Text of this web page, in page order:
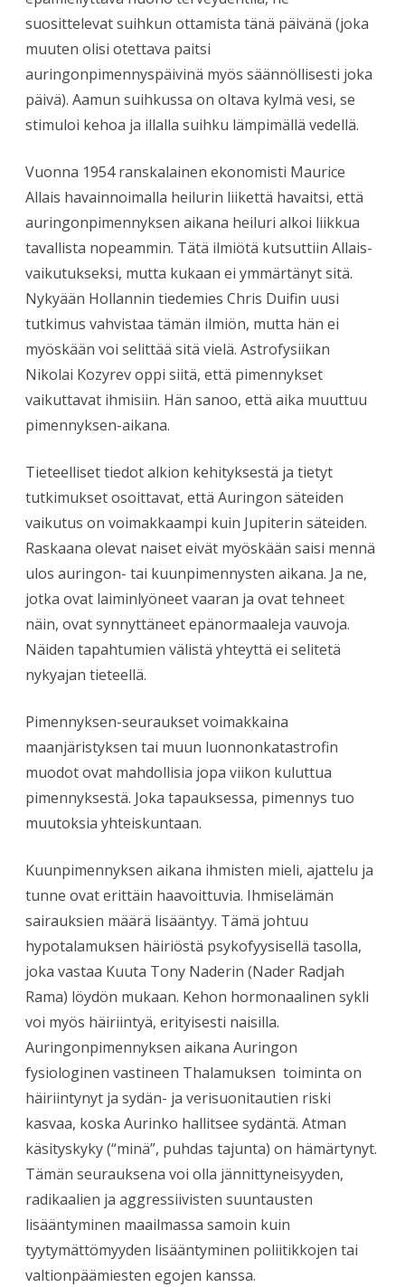
suosittelevat suihkun ottamista tänä päivänä (joka
muuten olisi otettava paitsi
auringonpimennyspäivinä myös säännöllisesti joka
päivä). Aamun suihkussa on oltava kylmä vesi, se
stimuloi kehoa ja illalla suihku lämpimällä vedellä.
Vuonna 1954 ranskalainen ekonomisti Maurice
Allais havainnoimalla heilurin liikettä havaitsi, että
auringonpimennyksen aikana heiluri alkoi liikkua
tavallista nopeammin. Tätä ilmiötä kutsuttiin Allais-
vaikutukseksi, mutta kukaan ei ymmärtänyt sitä.
Nykyään Hollannin tiedemies Chris Duifin uusi
tutkimus vahvistaa tämän ilmiön, mutta hän ei
myöskään voi selittää sitä vielä. Astrofysiikan
Nikolai Kozyrev oppi siitä, että pimennykset
vaikuttavat ihmisiin. Hän sanoo, että aika muuttuu
pimennyksen-aikana.
Tieteelliset tiedot alkion kehityksestä ja tietyt
tutkimukset osoittavat, että Auringon säteiden
vaikutus on voimakkaampi kuin Jupiterin säteiden.
Raskaana olevat naiset eivät myöskään saisi mennä
ulos auringon- tai kuunpimennysten aikana. Ja ne,
jotka ovat laiminlyöneet vaaran ja ovat tehneet
näin, ovat synnyttäneet epänormaaleja vauvoja.
Näiden tapahtumien välistä yhteyttä ei selitetä
nykyajan tieteellä.
Pimennyksen-seuraukset voimakkaina
maanjäristyksen tai muun luonnonkatastrofin
muodot ovat mahdollisia jopa viikon kuluttua
pimennyksestä. Joka tapauksessa, pimennys tuo
muutoksia yhteiskuntaan.
Kuunpimennyksen aikana ihmisten mieli, ajattelu ja
tunne ovat erittäin haavoittuvia. Ihmiselämän
sairauksien määrä lisääntyy. Tämä johtuu
hypotalamuksen häiriöstä psykofyysisellä tasolla,
joka vastaa Kuuta Tony Naderin (Nader Radjah
Rama) löydön mukaan. Kehon hormonaalinen sykli
voi myös häiriintyä, erityisesti naisilla.
Auringonpimennyksen aikana Auringon
fysiologinen vastineen Thalamuksen toiminta on
häiriintynyt ja sydän- ja verisuonitautien riski
kasvaa, koska Aurinko hallitsee sydäntä. Atman
käsityskyky (“minä”, puhdas tajunta) on hämärtynyt.
Tämän seurauksena voi olla jännittyneisyyden,
radikaalien ja aggressiivisten suuntausten
lisääntyminen maailmassa samoin kuin
tyytymättömyyden lisääntyminen poliitikkojen tai
valtionpäämiesten egojen kanssa.